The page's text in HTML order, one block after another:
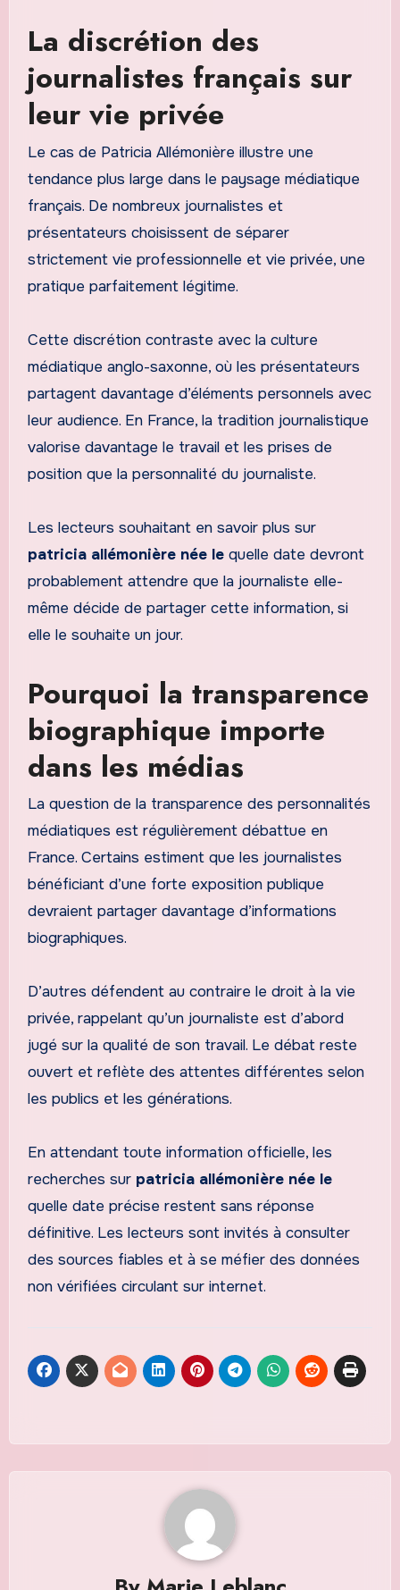
La discrétion des
journalistes français sur
leur vie privée
Le cas de Patricia Allémonière illustre une
tendance plus large dans le paysage médiatique
français. De nombreux journalistes et
présentateurs choisissent de séparer
strictement vie professionnelle et vie privée, une
pratique parfaitement légitime.
Cette discrétion contraste avec la culture
médiatique anglo-saxonne, où les présentateurs
partagent davantage d’éléments personnels avec
leur audience. En France, la tradition journalistique
valorise davantage le travail et les prises de
position que la personnalité du journaliste.
Les lecteurs souhaitant en savoir plus sur
patricia allémonière née lequelle date devront
probablement attendre que la journaliste elle-
même décide de partager cette information, si
elle le souhaite un jour.
Pourquoi la transparence
biographique importe
dans les médias
La question de la transparence des personnalités
médiatiques est régulièrement débattue en
France. Certains estiment que les journalistes
bénéficiant d’une forte exposition publique
devraient partager davantage d’informations
biographiques.
D’autres défendent au contraire le droit à la vie
privée, rappelant qu’un journaliste est d’abord
jugé sur la qualité de son travail. Le débat reste
ouvert et reflète des attentes différentes selon
les publics et les générations.
En attendant toute information officielle, les
recherches sur patricia allémonière née le
quelle date précise restent sans réponse
définitive. Les lecteurs sont invités à consulter
des sources fiables et à se méfier des données
non vérifiées circulant sur internet.